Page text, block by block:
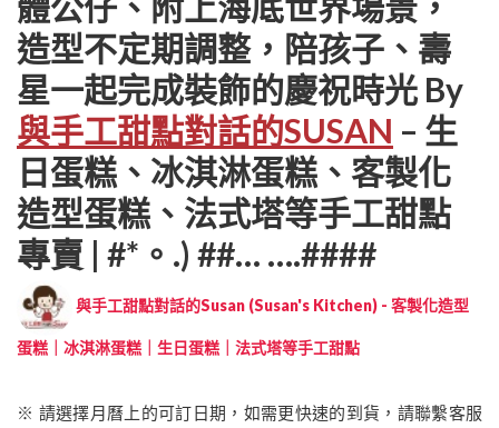
造型不定期調整，陪孩子、壽
星一起完成裝飾的慶祝時光 By
與手工甜點對話的SUSAN – 生
日蛋糕、冰淇淋蛋糕、客製化
造型蛋糕、法式塔等手工甜點
專賣 | #*。.) ##… ….####
與手工甜點對話的Susan (Susan's Kitchen) - 客製化造型
蛋糕｜冰淇淋蛋糕｜生日蛋糕｜法式塔等手工甜點
※ 請選擇月曆上的可訂日期，如需更快速的到貨，請聯繫客服